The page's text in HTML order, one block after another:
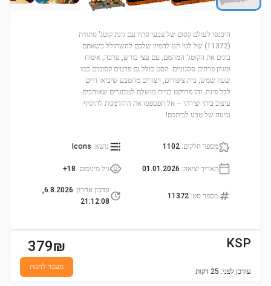
היכנסו לעולם קסום של צבעי סתיו עם גינת קוטג' סתווית
(11372) של לגו! תנו לדמיון שלכם להשתולל כשאתם
בונים את הקוטג' המהמם, עם עצי בורש, ערבה, אשוח
ומגוון פרחים ססגוניים. הסט כולל גם פרטים קסומים כמו
שעון שמש, בית ציפורים, ויצורים מהטבע שיביאו חיים
לכל פינה. זהו פרויקט בנייה מושלם למבוגרים שאוהבים
עיצוב ביתי יצירתי – אל תפספסו את ההזדמנות להוסיף
נגיעה של טבע לביתכם!
מספר חלקים:
1102 נושא:
Icons
תאריך יציאה:
01.01.2026 גיל מינימום:
18+
מספר סט:
11372
עדכון אחרון:
6.8.2026,
21:12:08
KSP
עודכן לפני: 25 דקות
379₪
מעבר לחנות